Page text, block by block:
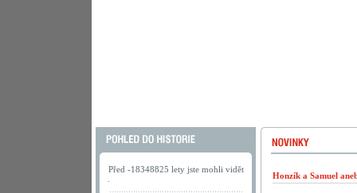
Před -18348825 lety jste mohli vidět
Honzík a Samuel